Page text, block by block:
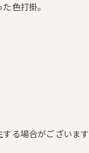
色打掛。
る場合がございます